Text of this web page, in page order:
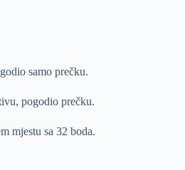
samo prečku.
pogodio prečku.
mjestu sa 32 boda.